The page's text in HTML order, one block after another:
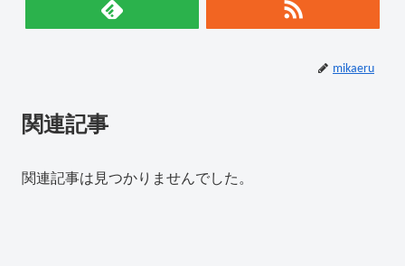
mikaeru
関連記事
関連記事は見つかりませんでした。